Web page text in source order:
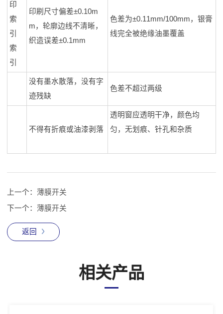
印
索
引
索
引
印刷尺寸偏差±0.10m
m，轮廓边线不清晰，
织造误差±0.1mm
色差为±0.11mm/100mm，银膏
线完全被绝缘油墨覆盖
没有墨水散落，没有字
迹残缺
色差不超过两级
不得有折痕或油漆剥落
透明窗应透明干净，颜色均
匀，无划痕、针孔和杂质
上一个： 薄膜开关
下一个： 薄膜开关
返回
相关产品